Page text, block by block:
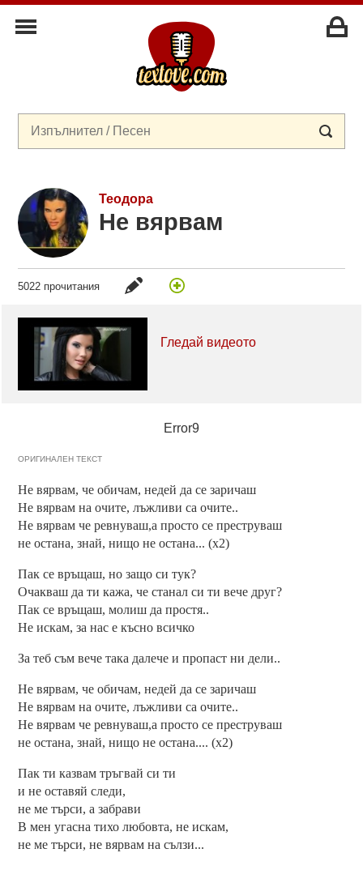
Теодора
Не вярвам
5022 прочитания
Гледай видеото
Error9
ОРИГИНАЛЕН ТЕКСТ
Не вярвам, че обичам, недей да се заричаш
Не вярвам на очите, лъжливи са очите..
Не вярвам че ревнуваш,а просто се преструваш
не остана, знай, нищо не остана... (х2)
Пак се връщаш, но защо си тук?
Очакваш да ти кажа, че станал си ти вече друг?
Пак се връщаш, молиш да простя..
Не искам, за нас е късно всичко
За теб съм вече така далече и пропаст ни дели..
Не вярвам, че обичам, недей да се заричаш
Не вярвам на очите, лъжливи са очите..
Не вярвам че ревнуваш,а просто се преструваш
не остана, знай, нищо не остана.... (х2)
Пак ти казвам тръгвай си ти
и не оставяй следи,
не ме търси, а забрави
В мен угасна тихо любовта, не искам,
не ме търси, не вярвам на сълзи...